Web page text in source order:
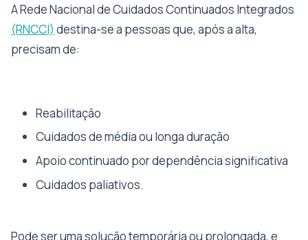
A Rede Nacional de Cuidados Continuados Integrados
(RNCCI) destina-se a pessoas que, após a alta,
precisam de:
Reabilitação
Cuidados de média ou longa duração
Apoio continuado por dependência significativa
Cuidados paliativos.
Pode ser uma solução temporária ou prolongada, e